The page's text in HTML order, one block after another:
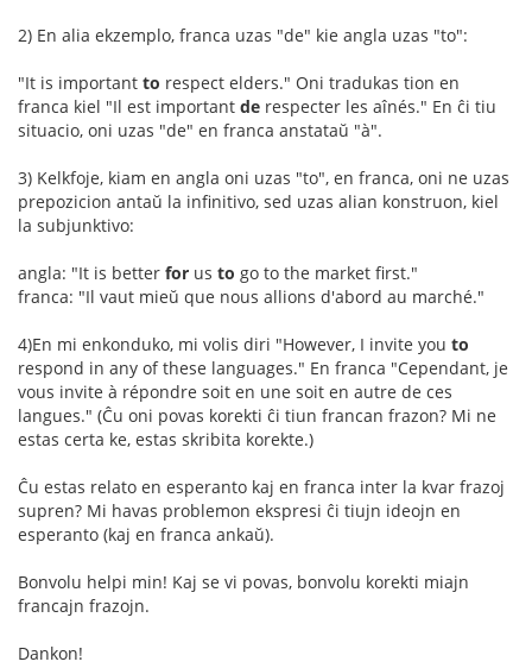
2) En alia ekzemplo, franca uzas "de" kie angla uzas "to":
"It is important to respect elders." Oni tradukas tion en
franca kiel "Il est important de respecter les aînés." En ĉi tiu
situacio, oni uzas "de" en franca anstataŭ "à".
3) Kelkfoje, kiam en angla oni uzas "to", en franca, oni ne uzas
prepozicion antaŭ la infinitivo, sed uzas alian konstruon, kiel
la subjunktivo:
angla: "It is better for us to go to the market first."
franca: "Il vaut mieŭ que nous allions d'abord au marché."
4)En mi enkonduko, mi volis diri "However, I invite you to
respond in any of these languages." En franca "Cependant, je
vous invite à répondre soit en une soit en autre de ces
langues." (Ĉu oni povas korekti ĉi tiun francan frazon? Mi ne
estas certa ke, estas skribita korekte.)
Ĉu estas relato en esperanto kaj en franca inter la kvar frazoj
supren? Mi havas problemon ekspresi ĉi tiujn ideojn en
esperanto (kaj en franca ankaŭ).
Bonvolu helpi min! Kaj se vi povas, bonvolu korekti miajn
francajn frazojn.
Dankon!